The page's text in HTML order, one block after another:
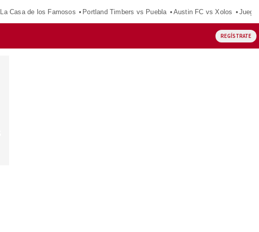
La Casa de los Famosos Portland Timbers vs Puebla Austin FC vs Xolos
REGÍSTRATE